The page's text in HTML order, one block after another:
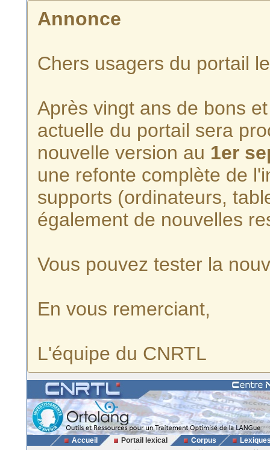
Annonce
Chers usagers du portail
Après vingt ans de bons
actuelle du portail sera
nouvelle version au 1er
une refonte complète de
supports (ordinateurs,
également de nouvelles
Vous pouvez tester la
En vous remerciant,
L'équipe du CNRTL
Accueil Portail lexical Corpus